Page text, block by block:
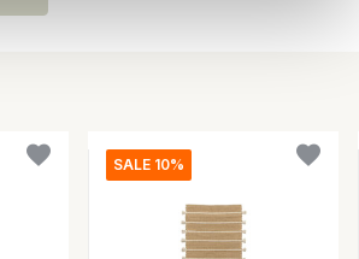
SALE 10%